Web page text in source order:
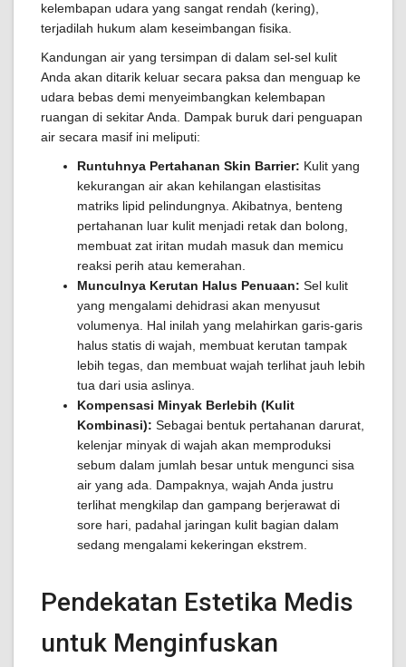
kelembapan udara yang sangat rendah (kering),
terjadilah hukum alam keseimbangan fisika.
Kandungan air yang tersimpan di dalam sel-sel kulit
Anda akan ditarik keluar secara paksa dan menguap ke
udara bebas demi menyeimbangkan kelembapan
ruangan di sekitar Anda. Dampak buruk dari penguapan
air secara masif ini meliputi:
Runtuhnya Pertahanan Skin Barrier: Kulit yang
kekurangan air akan kehilangan elastisitas
matriks lipid pelindungnya. Akibatnya, benteng
pertahanan luar kulit menjadi retak dan bolong,
membuat zat iritan mudah masuk dan memicu
reaksi perih atau kemerahan.
Munculnya Kerutan Halus Penuaan: Sel kulit
yang mengalami dehidrasi akan menyusut
volumenya. Hal inilah yang melahirkan garis-garis
halus statis di wajah, membuat kerutan tampak
lebih tegas, dan membuat wajah terlihat jauh lebih
tua dari usia aslinya.
Kompensasi Minyak Berlebih (Kulit
Kombinasi): Sebagai bentuk pertahanan darurat,
kelenjar minyak di wajah akan memproduksi
sebum dalam jumlah besar untuk mengunci sisa
air yang ada. Dampaknya, wajah Anda justru
terlihat mengkilap dan gampang berjerawat di
sore hari, padahal jaringan kulit bagian dalam
sedang mengalami kekeringan ekstrem.
Pendekatan Estetika Medis
untuk Menginfuskan